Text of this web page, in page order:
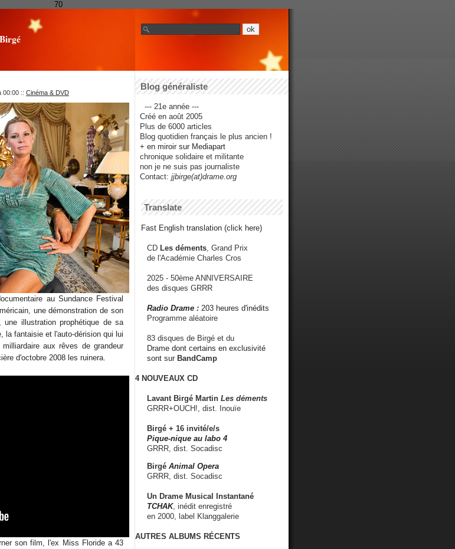
70
00:00 :: Cinéma & DVD
au Sundance Festival
une démonstration de son
une illustration prophétique de sa
la fantaisie et l'auto-dérision qui lui
aux rêves de grandeur
d'octobre 2008 les ruinera.
son film, l'ex Miss Floride a 43
Blog généraliste
--- 21e année ---
Créé en août 2005
Plus de 6000 articles
Blog quotidien français le plus ancien !
+ en miroir sur Mediapart
chronique solidaire et militante
non je ne suis pas journaliste
Contact: jjbirge(at)drame.org
Translate
Fast English translation (click here)
CD Les déments , Grand Prix
de l'Académie Charles Cros
2025 - 50ème ANNIVERSAIRE
des disques GRRR
Radio Drame : 203 heures d'inédits
Programme aléatoire
83 disques de Birgé et du
Drame dont certains en exclusivité
sont sur BandCamp
4 NOUVEAUX CD
Lavant Birgé Martin Les déments
GRRR+OUCH!, dist. Inouïe
Birgé + 16 invité/e/s
Pique-nique au labo 4
GRRR, dist. Socadisc
Birgé Animal Opera
GRRR, dist. Socadisc
Un Drame Musical Instantané
TCHAK, inédit enregistré
en 2000, label Klanggalerie
AUTRES ALBUMS RÉCENTS